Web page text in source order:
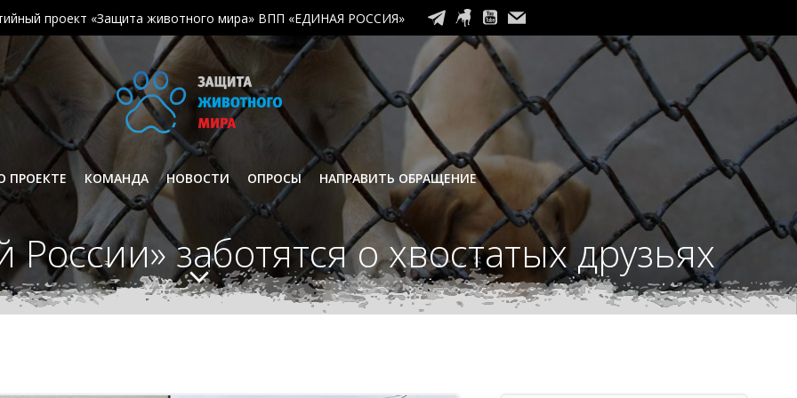
проект «Защита животного мира» ВПП «ЕДИНАЯ РОССИЯ»
ПРОЕКТЕ КОМАНДА НОВОСТИ ОПРОСЫ НАПРАВИТЬ ОБРАЩЕНИЕ
заботятся о хвостатых друзьях